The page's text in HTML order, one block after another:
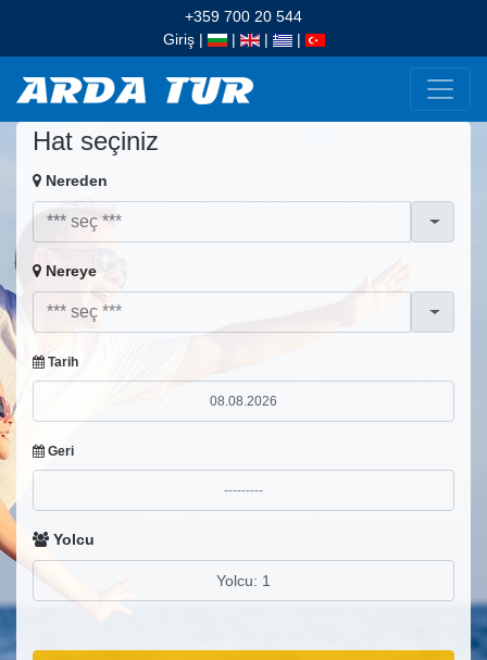
+359 700 20 544
Giriş| | | |
Hat seçiniz
Nereden
Nereye
Tarih
Geri
Yolcu